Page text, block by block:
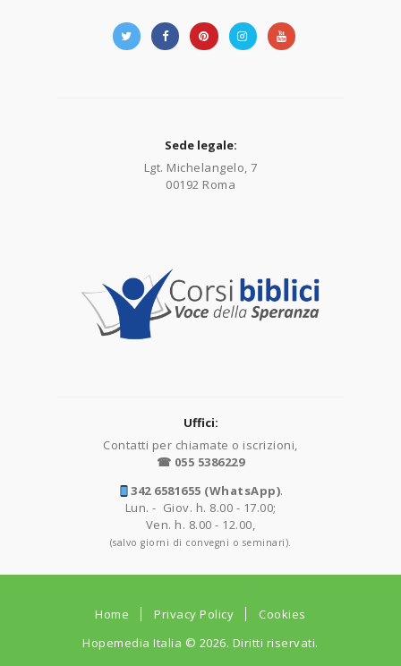
Sede legale:
Lgt. Michelangelo, 7
00192 Roma
Uffici:
Contatti per chiamate o iscrizioni,
☎ 055 5386229
342 6581655 (WhatsApp).
Lun. - Giov. h. 8.00 - 17.00;
Ven. h. 8.00 - 12.00,
(salvo giorni di convegni o seminari).
Home Privacy Policy
Cookies
Hopemedia Italia © 2026. Diritti riservati.